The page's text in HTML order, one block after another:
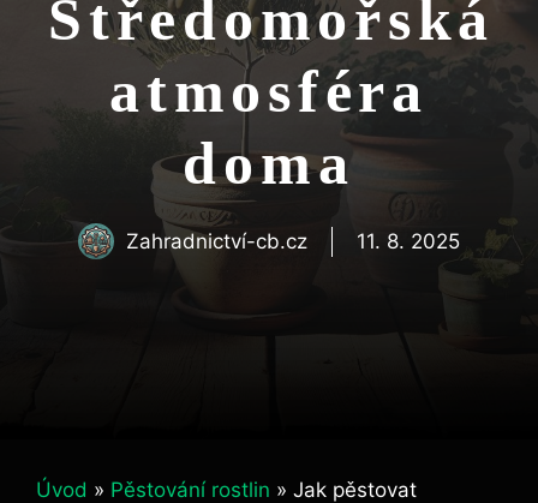
Středomořská
atmosféra
doma
Zahradnictví-cb.cz 11. 8. 2025
Úvod » Pěstování rostlin » Jak pěstovat